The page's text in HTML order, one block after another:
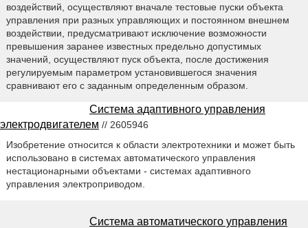
воздействий, осуществляют вначале тестовые пуски объекта
управления при разных управляющих и постоянном внешнем
воздействии, предусматривают исключение возможности
превышения заранее известных предельно допустимых
значений, осуществляют пуск объекта, после достижения
регулируемым параметром установившегося значения
сравнивают его с заданным определенным образом.
Система адаптивного управления
электродвигателем // 2605946
Изобретение относится к области электротехники и может быть
использовано в системах автоматического управления
нестационарными объектами - системах адаптивного
управления электроприводом.
Система автоматического управления